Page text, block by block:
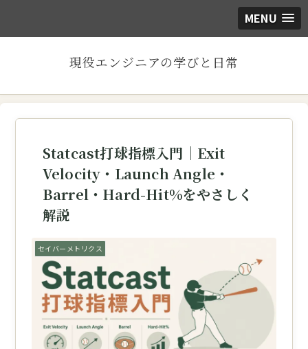
MENU
現役エンジニアの学びと日常
Statcast打球指標入門｜Exit
Velocity・Launch Angle・
Barrel・Hard-Hit%をやさしく
解説
セイバーメトリクス